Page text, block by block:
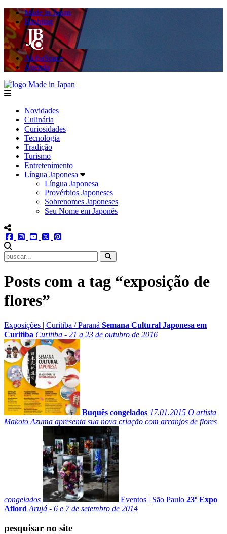
Made in Japan
Hashitag
AkibaSpace
Agenda
menu
Novidades
Culinária
Curiosidades
Tecnologia
Tradição
Turismo
Entretenimento
Língua Japonesa
Língua Japonesa
Provérbios Japoneses
Sobrenomes Japoneses
Seu Nome em Japonês
menu redes social
facebookinstagram
youtube
twitter
Posts com a tag “exposição de
flores”
Exposições | Curitiba /Paraná Semana Cultural Japonesa em
Curitiba Curitiba - 21 a 23 de outubro de 2016
Buquês congelados 17.01.2015 O artista
Makoto Azuma apresenta sua nova criação com arranjos de flores
congelados Eventos | São Paulo 23º Expo
Aflord Arujá - 6 e 7 de setembro de 2014
pesquisar no site